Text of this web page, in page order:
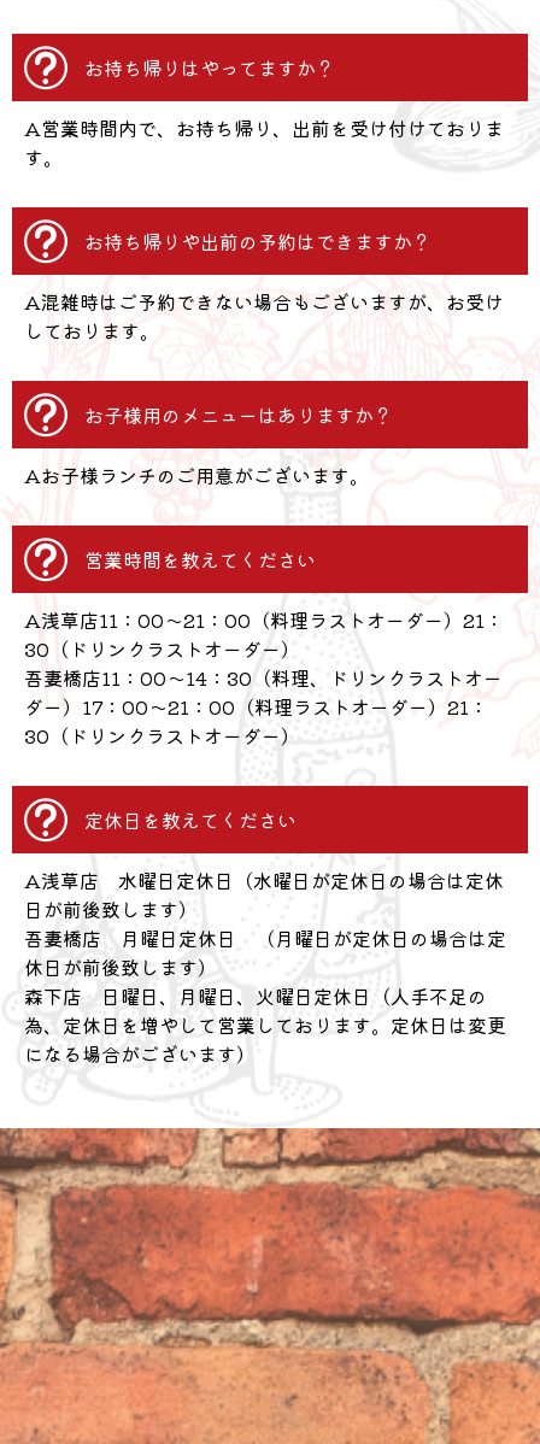
お持ち帰りはやってますか？
A営業時間内で、お持ち帰り、出前を受け付けておりま
す。
お持ち帰りや出前の予約はできますか？
A混雑時はご予約できない場合もございますが、お受け
しております。
お子様用のメニューはありますか？
Aお子様ランチのご用意がございます。
営業時間を教えてください
A浅草店11：00～21：00（料理ラストオーダー）21：
30（ドリンクラストオーダー）
吾妻橋店11：00～14：30（料理、ドリンクラストオー
ダー）17：00～21：00（料理ラストオーダー）21：
30（ドリンクラストオーダー）
定休日を教えてください
A浅草店 水曜日定休日（水曜日が定休日の場合は定休
日が前後致します）
吾妻橋店 月曜日定休日 （月曜日が定休日の場合は定
休日が前後致します）
森下店 日曜日、月曜日、火曜日定休日（人手不足の
為、定休日を増やして営業しております。定休日は変更
になる場合がございます）